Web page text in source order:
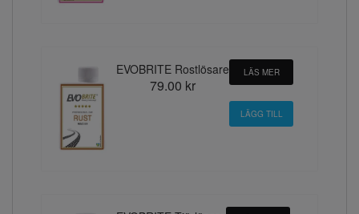
EVOBRITE Rostlösare
79.00 kr
LÄS MER